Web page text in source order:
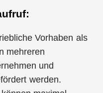
Vorhaben als
mehreren
und
werden.